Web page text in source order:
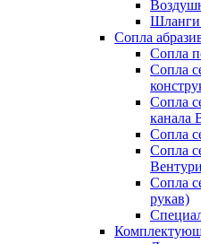
Шланги
Сопла
Сопла
Сопла
Сопла
канала
Сопла
Сопла
Вентури
Сопла
рукав)